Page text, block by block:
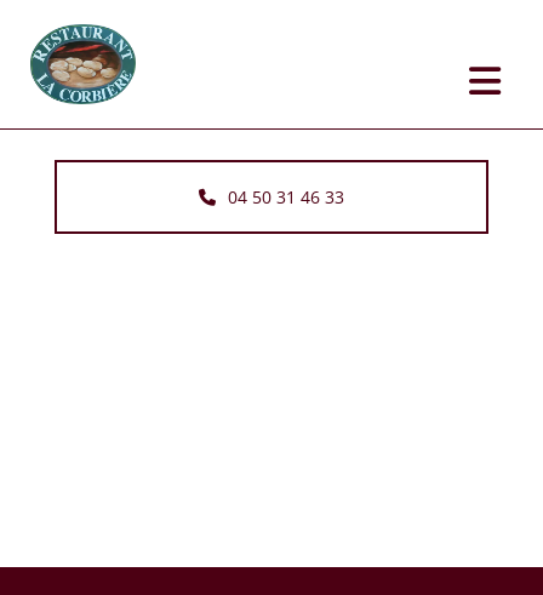
04 50 31 46 33